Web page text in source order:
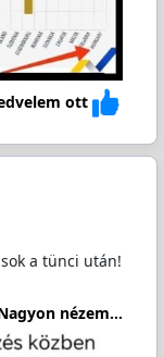
ott
a tünci után!
nézem...